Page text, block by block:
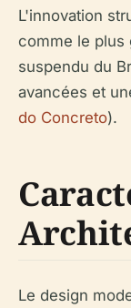
L'innovation
comme le plus
suspendu du
avancées et
do Concreto).
Le design